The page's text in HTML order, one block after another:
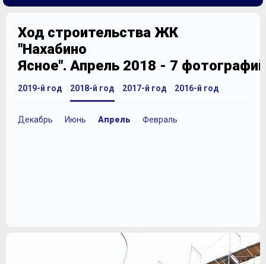
Ход строительства ЖК
"Нахабино
Ясное". Апрель 2018 - 7 фотографий
2019-й год 2018-й год
Декабрь Июнь Апрель Февраль
2017-й год 2016-й год